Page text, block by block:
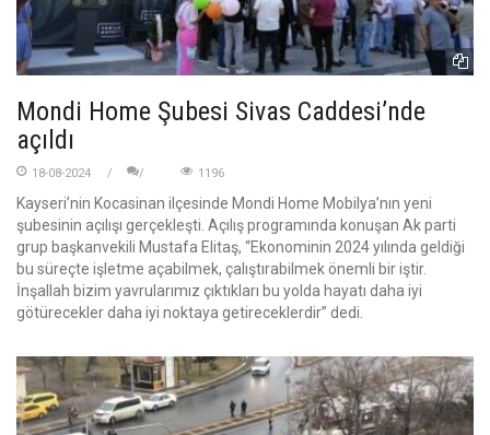
Mondi Home Şubesi Sivas Caddesi’nde
açıldı
18-08-2024 1196
Kayseri’nin Kocasinan ilçesinde Mondi Home Mobilya’nın yeni
şubesinin açılışı gerçekleşti. Açılış programında konuşan Ak parti
grup başkanvekili Mustafa Elitaş, “Ekonominin 2024 yılında geldiği
bu süreçte işletme açabilmek, çalıştırabilmek önemli bir iştir.
İnşallah bizim yavrularımız çıktıkları bu yolda hayatı daha iyi
götürecekler daha iyi noktaya getireceklerdir” dedi.